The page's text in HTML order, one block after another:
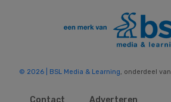
© 2026 | BSL Media & Learning, onderdeel van